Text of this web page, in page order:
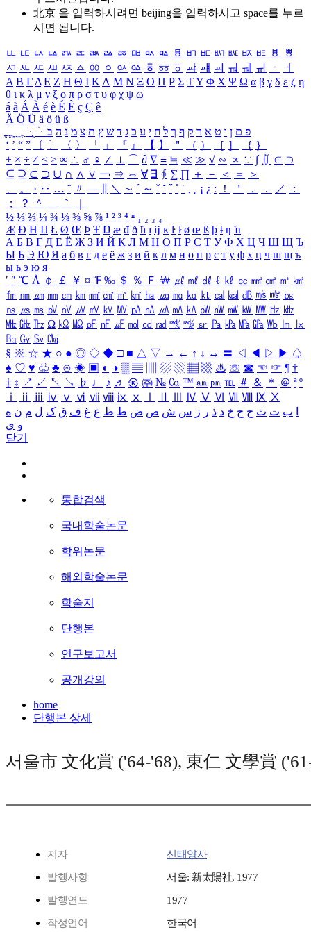
北京 을 입력하시려면 beijing을 입력하시고 space를 누르
시면 됩니다.
ㅥ ㅦ ㅧ ㅨ ㅩ ㅪ ㅫ ㅬ ㅭ ㅮ ㅯ ㅰ ㅱ ㅲ ㅳ ㅴ ㅵ ㅶ ㅷ ㅸ
ㅹ
ㅺ ㅻ ㅼ ㅽ ㅾ ㅿ ㆀ ㆁ ㆂ ㆃ ㆄ ㆅ ㆆ ㆇ ㆈ ㆉ ㆊ ㆋ ㆌ ㆍ
ㆎ
Α Β ΓΔ Ε Ζ Η Θ Ι ΚΛ Μ Ν Ξ Ο Π Ρ Σ ΤΥ Φ Χ Ψ Ω α β γ δ ε ζ η
θ ι κ λ μ ν ξ ο π ρ σ τ υ φ χ ψ ω
á à Á À é è É È ç Ç ê
Ä Ö Ü ä ö ü ß
ִֶֹ ֻּ ׁׂ פ ם ן ו ט א ר ק ף ך ל ח י ע כ ג ד ש ץ ת צ מ נ ה ב
‘ ’ “ ” 〔 〕 〈 〉 「 」 『 』 【 】 ＂ （ ） ［ ］ ｛ ｝
± × ÷ ≠ ≤ ≥ ∞ ∴ ♂ ♀ ∠ ⊥ ⌒ ∂ ∇ ≡ ≒ ≪ ≫ √ ∽ ∝ ∵ ∫ ∬ ∈ ∋
⊆ ⊇ ⊂ ⊃ ∪ ∩ ∧ ∨ ￢ ⇒ ⇔ ∀ ∃ ∮ ∑ ∏ ＋ － ＜ ＝
＞
、
。 · ‥ … ¨ 〃 ― ＼ ∼ ´ ～ ˇ ˘ ˝ ˚ ˙ ¸ ¡ ¿ ː ！ ＇ ， ． ／
：
；
？ ＾ ｀
½ ⅓ ⅔ ¼ ¾ ⅛ ⅜ ⅝ ⅞ ¹ ² ³ ⁴ ⁿ ₁ ₂ ₃ ₄
Æ Ð Ħ Ĳ Ł Ø Œ Þ Ŧ Ŋ æ đ ð ħ ı ĳ ĸ ŀ ł ø œ ß þ ŧ ŋ ŉ
А Б В Г Д Е Ё Ж З И Й К Л М Н О П Р С Т У Ф Х Ц Ч Ш Щ Ъ
Ы Ь Э Ю Я а б в г д е ё ж з и й к л м н о п р с т у ф х ц ч ш щ ъ
ы ь э ю я
′ ″ ℃ Å ￠ ￡ ￥ ¤ ℉ ‰ ＄ ％ Ｆ ￦ ㎕ ㎖ ㎗ ℓ ㎘ ㏄ ㎣ ㎤ ㎥ ㎦
㎙ ㎚ ㎛ ㎜ ㎝ ㎞ ㎟ ㎠ ㎡ ㎢ ㏊ ㎍ ㎎ ㎏ ㏏ ㎈ ㎉ ㏈ ㎧ ㎨ ㎰
㎱ ㎲ ㎳ ㎴ ㎵ ㎶ ㎷ ㎸ ㎹ ㎀ ㎁ ㎂ ㎃ ㎄ ㎺ ㎻ ㎽ ㎾ ㎿ ㎐ ㎑
㎒ ㎓ ㎔ Ω ㏀ ㏁ ㎊ ㎋ ㎌ ㏖ ㏅ ㎭ ㎮ ㎯ ㏛ ㎩ ㎪ ㎫ ㎬ ㏝ ㏐
㏓
㏃ ㏉ ㏜ ㏆
§ ※ ☆ ★ ○ ● ◎ ◇ ◆ □ ■ △ ▽ → ← ↑ ↓ ↔ 〓 ◁ ◀ ▷ ▶ ♤
♠ ♡ ♥ ♧ ♣ ⊙ ◈ ▣ ◐ ◑ ▒ ▤ ▨ ▧ ▦ ▩ ♨ ☏ ☎ ☜ ☞ ¶ †
‡ ↕ ↗ ↙ ↖ ↘ ♭ ♩ ♪ ♬ ㉿ ㈜ № ㏇ ™ ㏂ ㏘ ℡ ＃ ＆ ＊ ＠ ª º
ⅰ
ⅱ ⅲ ⅳ ⅴ ⅵ ⅶ ⅷ ⅸ ⅹ Ⅳ Ⅴ Ⅵ Ⅶ Ⅷ Ⅸ Ⅹ
ب ت ث ج ح خ د ذ ر ز س ش ص ض ط ظ ع غ ف ق ک ل م ن ه
و ی
닫기
통합검색
국내학술논문
학위논문
해외학술논문
학술지
단행본
연구보고서
공개강의
home
단행본 상세
서울市 文化賞 ('64-'68), 東仁 文學賞
저자 신태양사
발행사항 서울: 新太陽社, 1977
발행연도 1977
작성언어 한국어